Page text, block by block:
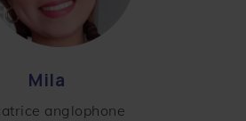
Mila
anglophone